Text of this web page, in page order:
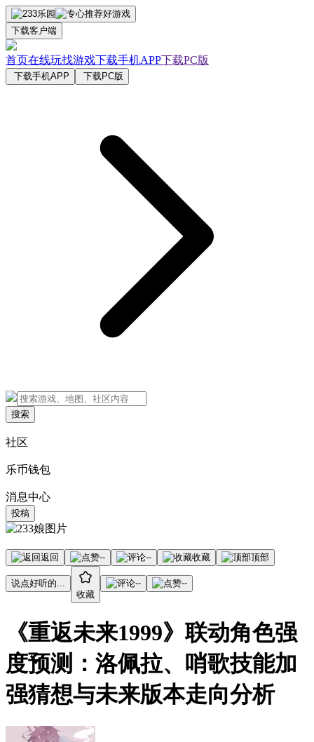
下载客户端
首页在线玩找游戏下载手机APP下载PC版
下载手机APP 下载PC版
搜索
社区
乐币钱包
消息中心
投稿
返回 -- -- 收藏 顶部
说点好听的...
收藏
-- --
《重返未来1999》联动角色强
度预测：洛佩拉、哨歌技能加
强猜想与未来版本走向分析